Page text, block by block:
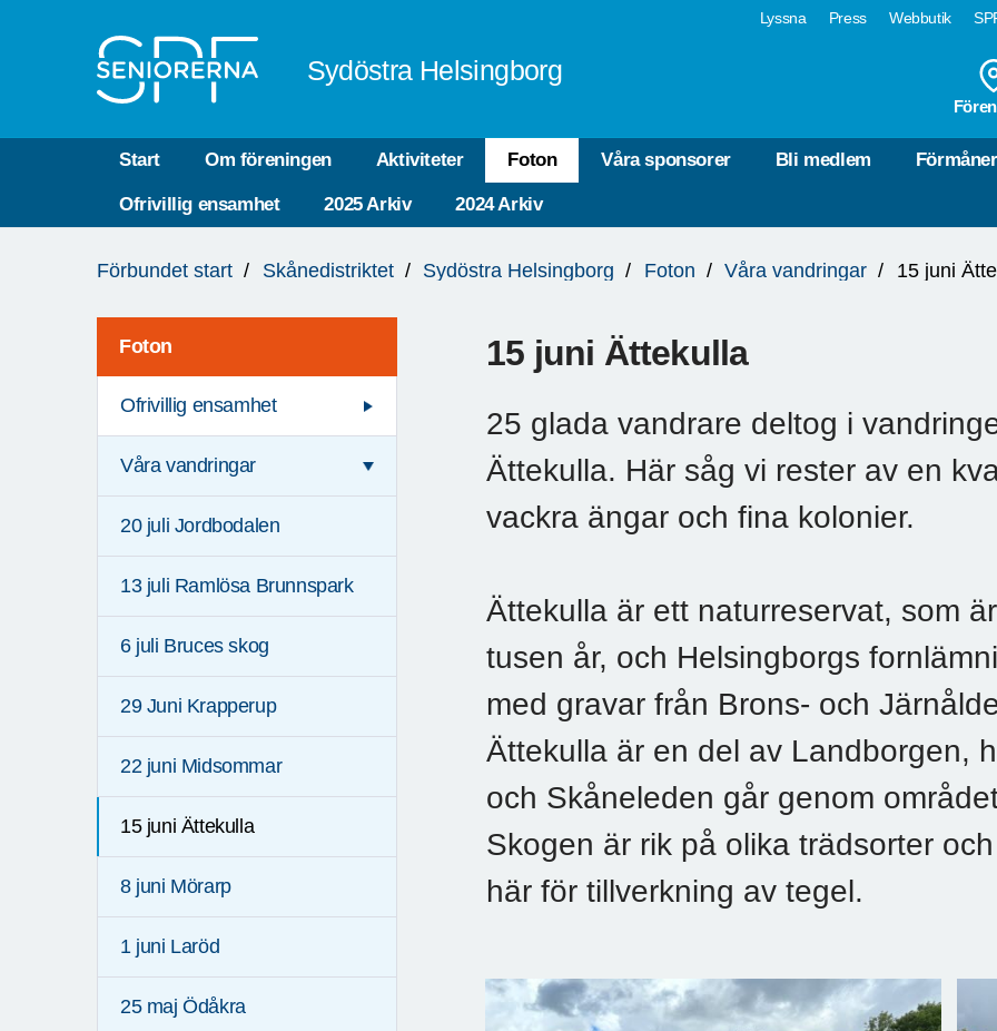
Lyssna Press Webbutik
Sydöstra Helsingborg
Start Om föreningen Aktiviteter Foton Våra sponsorer Bli medlem Förmåner
Ofrivillig ensamhet 2025 Arkiv 2024 Arkiv
är
Förbundet start Skånedistriktet Sydöstra Helsingborg Foton Våra vandringar 15 juni
Foton
Ofrivillig ensamhet
Våra vandringar
20 juli Jordbodalen
13 juli Ramlösa Brunnspark
6 juli Bruces skog
29 Juni Krapperup
22 juni Midsommar
15 juni Ättekulla
8 juni Mörarp
1 juni Laröd
25 maj Ödåkra
15 juni Ättekulla
25 glada vandrare deltog i
Ättekulla. Här såg vi rester av en
vackra ängar och fina kolonier.
Ättekulla är ett naturreservat, som
tusen år, och Helsingborgs
med gravar från Brons- och
Ättekulla är en del av Landborgen,
och Skåneleden går genom
Skogen är rik på olika trädsorter
här för tillverkning av tegel.